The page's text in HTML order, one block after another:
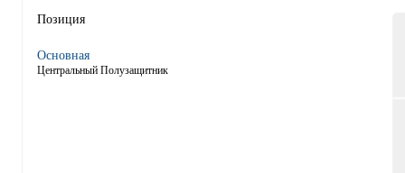
Позиция
Основная
Центральный Полузащитник